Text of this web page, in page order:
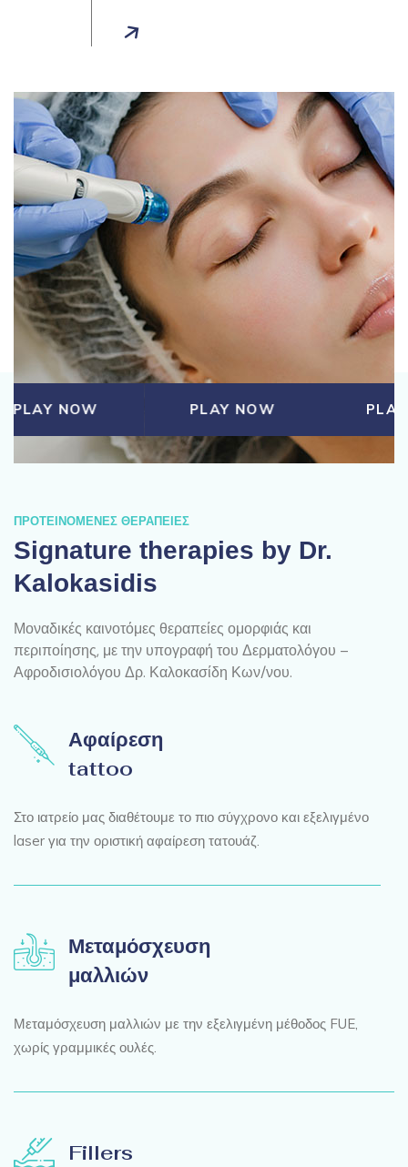
PLAY NOW PLAY NOW
ΠΡΟΤΕΙΝΟΜΕΝΕΣ ΘΕΡΑΠΕΙΕΣ
Signature therapies by Dr.
Kalokasidis
Μοναδικές καινοτόμες θεραπείες ομορφιάς και
περιποίησης, με την υπογραφή του Δερματολόγου –
Αφροδισιολόγου Δρ. Καλοκασίδη Κων/νου.
Αφαίρεση
tattoo
Στο ιατρείο μας διαθέτουμε το πιο σύγχρονο και εξελιγμένο
laser για την οριστική αφαίρεση τατουάζ.
Μεταμόσχευση
μαλλιών
Μεταμόσχευση μαλλιών με την εξελιγμένη μέθοδος FUE,
χωρίς γραμμικές ουλές.
Fillers